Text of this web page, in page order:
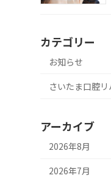
カテゴリー
お知らせ
さいたま口腔
アーカイブ
2026年8月
2026年7月